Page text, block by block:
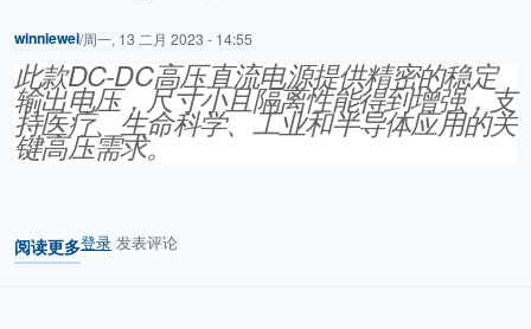
winniewei/周一, 13 二月 2023 - 14:55
此款DC-DC高压直流电源提供精密的稳定
输出电压，尺寸小且隔离性能得到增强，支
持医疗、生命科学、工业和半导体应用的关
键高压需求。
阅读更多
关于 Advanced Energy推出超小型的可编程的精密DC-DC高压电源
登录 发表评论